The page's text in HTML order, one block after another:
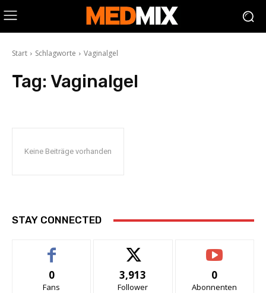
Start Schlagworte Vaginalgel
Tag: Vaginalgel
Keine Beiträge vorhanden
STAY CONNECTED
0
Fans
3,913
Follower
0
Abonnenten